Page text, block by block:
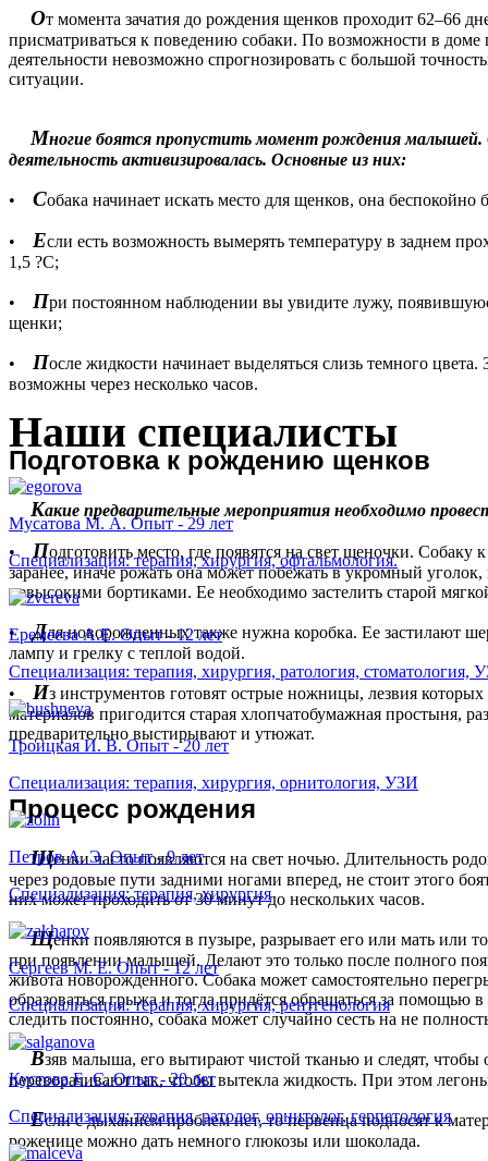
От момента зачатия до рождения щенков проходит 62–66
присматриваться к поведению собаки. По возможности в доме
деятельности невозможно спрогнозировать с большой
ситуации.
Многие боятся пропустить момент рождения
деятельность активизировалась. Основные из них:
• Собака начинает искать место для щенков, она беспокойно
• Если есть возможность вымерять температуру в заднем
1,5 ?С;
• При постоянном наблюдении вы увидите лужу,
щенки;
• После жидкости начинает выделяться слизь темного
возможны через несколько часов.
Подготовка к рождению щенков
Какие предварительные мероприятия необходимо
• Подготовить место, где появятся на свет щеночки. Собаку
заранее, иначе рожать она может побежать в укромный
невысокими бортиками. Ее необходимо застелить старой
•Для новорожденных также нужна коробка. Ее застилают
лампу и грелку с теплой водой.
• Из инструментов готовят острые ножницы, лезвия
материалов пригодится старая хлопчатобумажная простыня,
предварительно выстирывают и утюжат.
Процесс рождения
Щенки часто появляются на свет ночью. Длительность
через родовые пути задними ногами вперед, не стоит этого
них может проходить от 30 минут до нескольких часов.
Щенки появляются в пузыре, разрывает его или мать или
при появлении малышей. Делают это только после полного
живота новорожденного. Собака может самостоятельно
образоваться грыжа и тогда придётся обращаться за помощью в
следить постоянно, собака может случайно сесть на не
Взяв малыша, его вытирают чистой тканью и следят, чтобы
переворачивают так, чтобы вытекла жидкость. При этом
Если с дыханием проблем нет, то первенца подносят к
роженице можно дать немного глюкозы или шоколада.
Наши специалисты
Мусатова М. А. Опыт - 29 лет
Специализация: терапия, хирургия, офтальмология.
Еремеева А.Е. Опыт - 12 лет
Специализация: терапия, хирургия, ратология, стоматология,
Троицкая И. В. Опыт - 20 лет
Специализация: терапия, хирургия, орнитология, УЗИ
Петров А. Э. Опыт - 9 лет
Специализация: терапия, хирургия
Сергеев М. Е. Опыт - 12 лет
Специализация: терапия, хирургия, рентгенология
Кустова Е. С. Опыт - 20 лет
Специализация: терапия, ратолог, орнитолог, герпетология